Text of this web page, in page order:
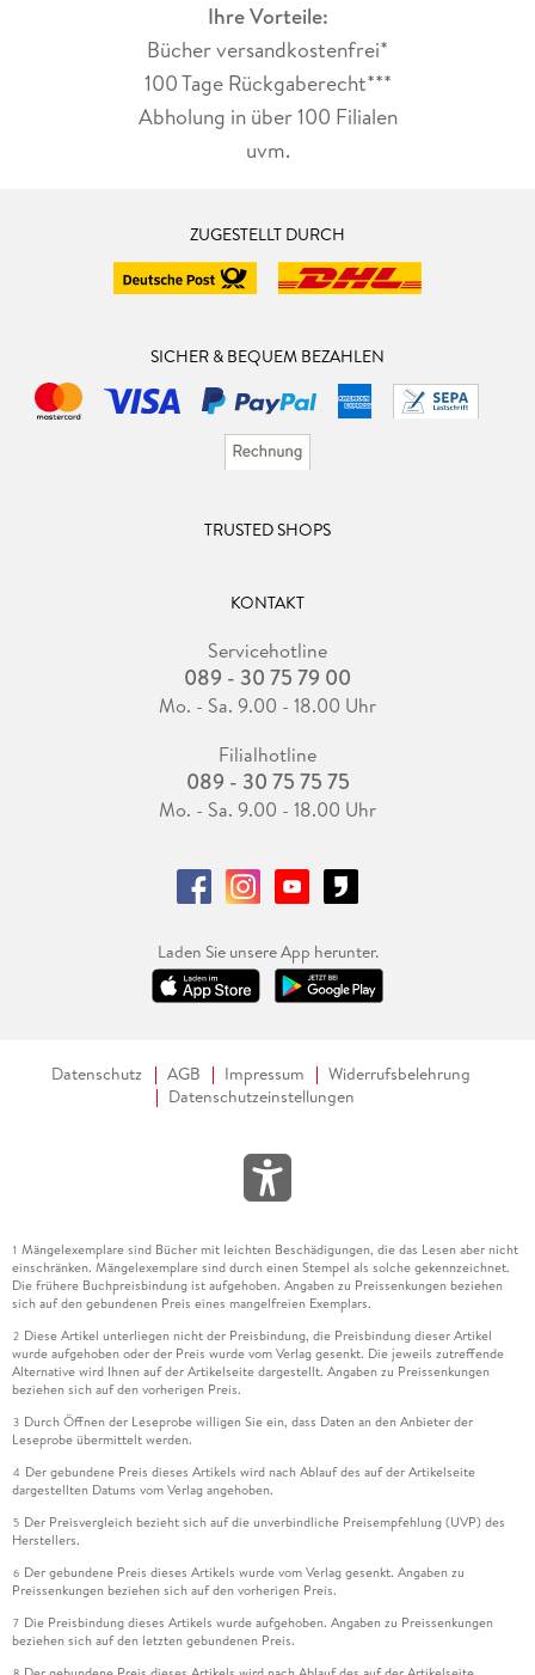
Ihre Vorteile:
Bücher versandkostenfrei*
100 Tage Rückgaberecht***
Abholung in über 100 Filialen
uvm.
ZUGESTELLT DURCH
SICHER & BEQUEM BEZAHLEN
TRUSTED SHOPS
KONTAKT
Servicehotline
089 - 30 75 79 00
Mo. - Sa. 9.00 - 18.00 Uhr
Filialhotline
089 - 30 75 75 75
Mo. - Sa. 9.00 - 18.00 Uhr
Laden Sie unsere App herunter.
Datenschutz AGB Impressum
Widerrufsbelehrung
Datenschutzeinstellungen
1 Mängelexemplare sind Bücher mit leichten Beschädigungen, die das Lesen aber nicht
einschränken. Mängelexemplare sind durch einen Stempel als solche gekennzeichnet.
Die frühere Buchpreisbindung ist aufgehoben. Angaben zu Preissenkungen beziehen
sich auf den gebundenen Preis eines mangelfreien Exemplars.
2 Diese Artikel unterliegen nicht der Preisbindung, die Preisbindung dieser Artikel
wurde aufgehoben oder der Preis wurde vom Verlag gesenkt. Die jeweils zutreffende
Alternative wird Ihnen auf der Artikelseite dargestellt. Angaben zu Preissenkungen
beziehen sich auf den vorherigen Preis.
3 Durch Öffnen der Leseprobe willigen Sie ein, dass Daten an den Anbieter der
Leseprobe übermittelt werden.
4 Der gebundene Preis dieses Artikels wird nach Ablauf des auf der Artikelseite
dargestellten Datums vom Verlag angehoben.
5 Der Preisvergleich bezieht sich auf die unverbindliche Preisempfehlung (UVP) des
Herstellers.
6 Der gebundene Preis dieses Artikels wurde vom Verlag gesenkt. Angaben zu
Preissenkungen beziehen sich auf den vorherigen Preis.
7 Die Preisbindung dieses Artikels wurde aufgehoben. Angaben zu Preissenkungen
beziehen sich auf den letzten gebundenen Preis.